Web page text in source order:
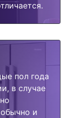
пол года
в случае
и